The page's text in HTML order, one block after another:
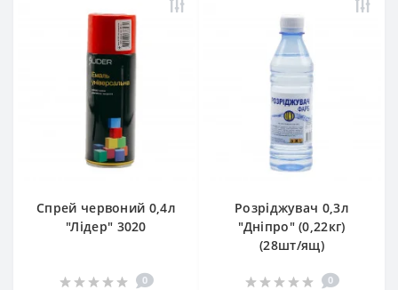
Спрей червоний 0,4л
"Лідер" 3020
0
Розріджувач 0,3л
"Дніпро" (0,22кг)
(28шт/ящ)
0